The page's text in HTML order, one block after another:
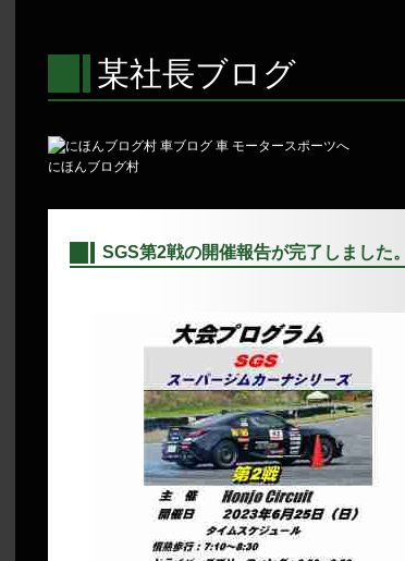
某社長ブログ
にほんブログ村
SGS第2戦の開催報告が完了しました。